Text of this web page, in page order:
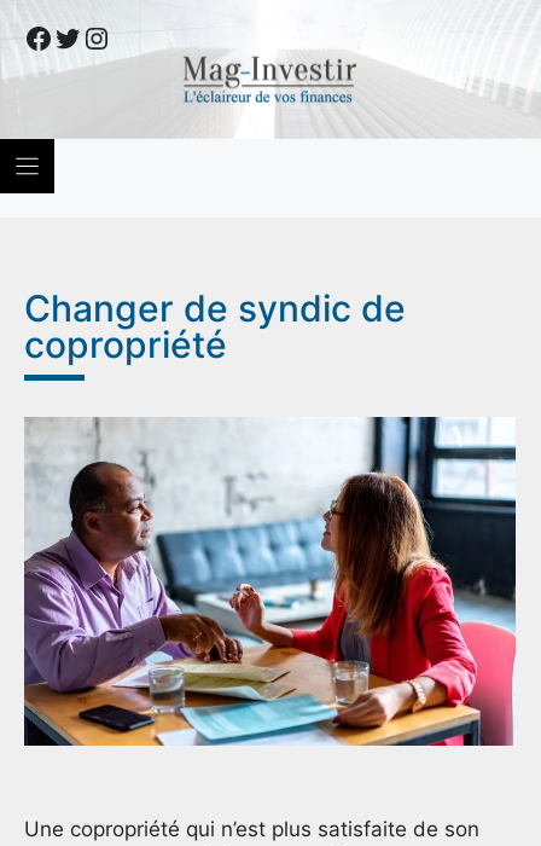
to
content
Facebook
Twitter
Instagram
Changer de syndic de
copropriété
Une copropriété qui n’est plus satisfaite de son